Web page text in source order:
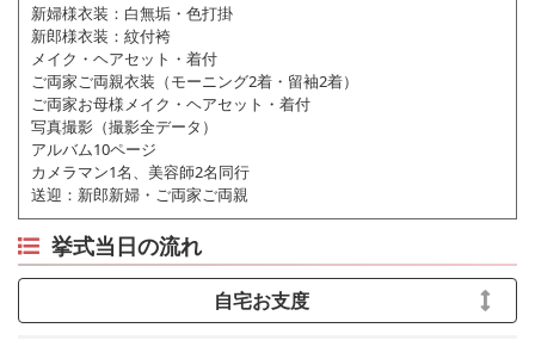
新婦様衣装：白無垢・色打掛
新郎様衣装：紋付袴
メイク・ヘアセット・着付
ご両家ご両親衣装（モーニング2着・留袖2着）
ご両家お母様メイク・ヘアセット・着付
写真撮影（撮影全データ）
アルバム10ページ
カメラマン1名、美容師2名同行
送迎：新郎新婦・ご両家ご両親
挙式当日の流れ
自宅お支度